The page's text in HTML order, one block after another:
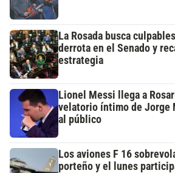
La Rosada busca
derrota en el Senado y
estrategia
Lionel Messi llega a
velatorio íntimo de Jorge
al público
Los aviones F 16
porteño y el lunes